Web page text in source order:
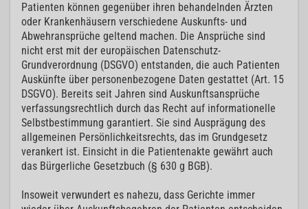
Patienten können gegenüber ihren behandelnden Ärzten
oder Krankenhäusern verschiedene Auskunfts- und
Abwehransprüche geltend machen. Die Ansprüche sind
nicht erst mit der europäischen Datenschutz-
Grundverordnung (DSGVO) entstanden, die auch Patienten
Auskünfte über personenbezogene Daten gestattet (Art. 15
DSGVO). Bereits seit Jahren sind Auskunftsansprüche
verfassungsrechtlich durch das Recht auf informationelle
Selbstbestimmung garantiert. Sie sind Ausprägung des
allgemeinen Persönlichkeitsrechts, das im Grundgesetz
verankert ist. Einsicht in die Patientenakte gewährt auch
das Bürgerliche Gesetzbuch (§ 630 g BGB).
Insoweit verwundert es nahezu, dass Gerichte immer